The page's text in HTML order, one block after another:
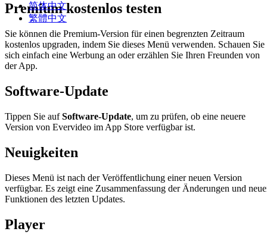
简体中文
繁體中文
Premium kostenlos testen
Sie können die Premium-Version für einen begrenzten Zeitraum
kostenlos upgraden, indem Sie dieses Menü verwenden. Schauen Sie
sich einfach eine Werbung an oder erzählen Sie Ihren Freunden von
der App.
Software-Update
Tippen Sie aufSoftware-Update, um zu prüfen, ob eine neuere
Version von Evervideo im App Store verfügbar ist.
Neuigkeiten
Dieses Menü ist nach der Veröffentlichung einer neuen Version
verfügbar. Es zeigt eine Zusammenfassung der Änderungen und
Funktionen des letzten Updates.
Player